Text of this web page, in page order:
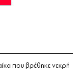
που βρέθηκε νεκρή